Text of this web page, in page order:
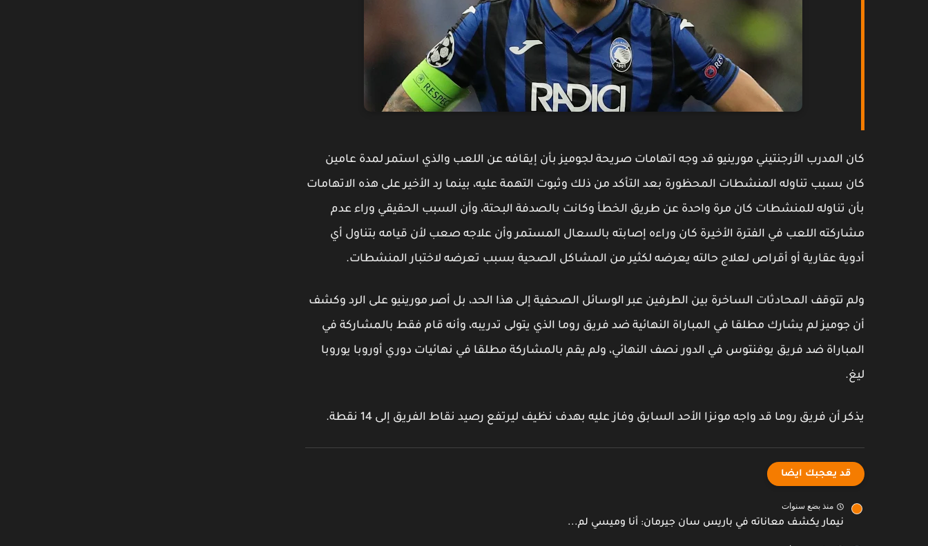
كان المدرب الأرجنتيني مورينيو قد وجه اتهامات صريحة لجوميز بأن إيقافه عن اللعب والذي استمر لمدة عامين
كان بسبب تناوله المنشطات المحظورة بعد التأكد من ذلك وثبوت التهمة عليه، بينما رد الأخير على هذه الاتهامات
بأن تناوله للمنشطات كان مرة واحدة عن طريق الخطأ وكانت بالصدفة البحتة، وأن السبب الحقيقي وراء عدم
مشاركته اللعب في الفترة الأخيرة كان وراءه إصابته بالسعال المستمر وأن علاجه صعب لأن قيامه بتناول أي
أدوية عقارية أو أقراص لعلاج حالته يعرضه لكثير من المشاكل الصحية بسبب تعرضه لاختبار المنشطات.
ولم تتوقف المحادثات الساخرة بين الطرفين عبر الوسائل الصحفية إلى هذا الحد، بل أصر مورينيو على الرد وكشف
أن جوميز لم يشارك مطلقا في المباراة النهائية ضد فريق روما الذي يتولى تدريبه، وأنه قام فقط بالمشاركة في
المباراة ضد فريق يوفنتوس في الدور نصف النهائي، ولم يقم بالمشاركة مطلقا في نهائيات دوري أوروبا يوروبا
ليغ.
يذكر أن فريق روما قد واجه مونزا الأحد السابق وفاز عليه بهدف نظيف ليرتفع رصيد نقاط الفريق إلى 14 نقطة.
قد يعجبك ايضا
منذ بضع سنوات
نيمار يكشف معاناته في باريس سان جيرمان: أنا وميسي لم...